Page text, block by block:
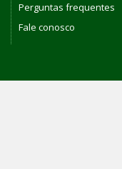
Perguntas frequentes
Fale conosco